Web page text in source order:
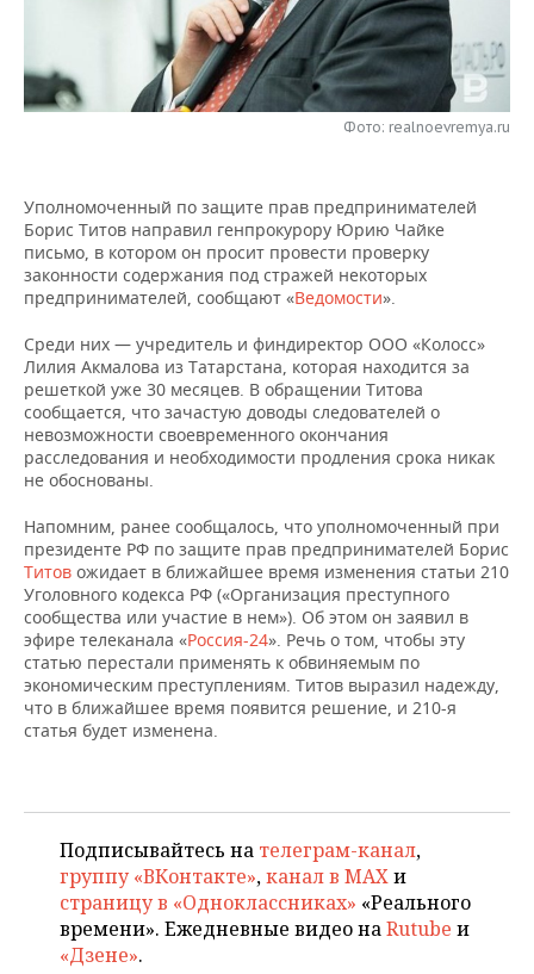
НЕФТЬ
ОПК
РОЗНИЧНАЯ ТОРГОВЛЯ
ТРАНСПОРТ
НОВОСТИ ТЕХНОЛОГИЙ
IT
ТЕЛЕКОММУНИКАЦИИ
МЕРОПРИЯТИЯ
НОВОСТИ МЕРОПРИЯТИЙ
БИЗНЕС-БРАНЧИ
ONLINE-КОНФЕРЕНЦИИ
СПОРТ
ФУТБОЛ
ХОККЕЙ
ВОЛЕЙБОЛ
КИБЕРСПОРТ
ФИГУРНОЕ КАТАНИЕ
ВОДНЫЕ ВИДЫ СПОРТА
ХОККЕЙ С МЯЧОМ
НОВОСТИ ОБЩЕСТВА
ВЛАСТЬ
ИСТОРИЯ
КУЛЬТУРА
МЕДИЦИНА
ОБРАЗОВАНИЕ
ПРОИСШЕСТВИЯ
ФОТОГАЛЕРЕЯ
СЮЖЕТЫ
СПИСОК ПЕРСОН
СПИСОК КОМПАНИЙ
ПОЛНАЯ ВЕРСИЯ
Фото: realnoevremya.ru
Уполномоченный по защите прав предпринимателей
Борис Титов направил генпрокурору Юрию Чайке
письмо, в котором он просит провести проверку
законности содержания под стражей некоторых
предпринимателей, сообщают «Ведомости».
Среди них — учредитель и финдиректор ООО «Колосс»
Лилия Акмалова из Татарстана, которая находится за
решеткой уже 30 месяцев. В обращении Титова
сообщается, что зачастую доводы следователей о
невозможности своевременного окончания
расследования и необходимости продления срока никак
не обоснованы.
Напомним, ранее сообщалось, что уполномоченный при
президенте РФ по защите прав предпринимателей Борис
Титов ожидает в ближайшее время изменения статьи 210
Уголовного кодекса РФ («Организация преступного
сообщества или участие в нем»). Об этом он заявил в
эфире телеканала «Россия-24». Речь о том, чтобы эту
статью перестали применять к обвиняемым по
экономическим преступлениям. Титов выразил надежду,
что в ближайшее время появится решение, и 210-я
статья будет изменена.
Подписывайтесь на телеграм-канал,
группу «ВКонтакте»,канал в MAXи
страницу в «Одноклассниках» «Реального
времени». Ежедневные видео наRutube и
«Дзене».